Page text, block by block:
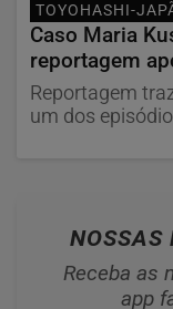
TOYOHASHI-
Caso Maria
reportagem
Reportagem
um dos
NOSSAS
Receba as
app